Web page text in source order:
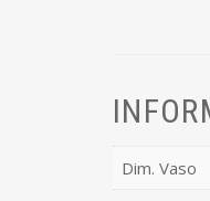
Dim. Vaso